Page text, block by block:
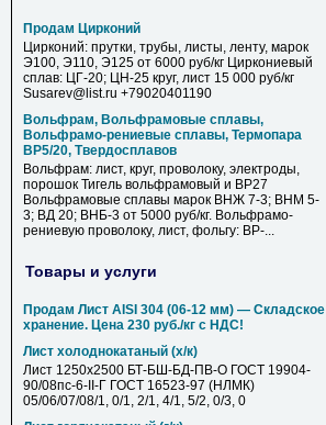
Продам Цирконий
Цирконий: прутки, трубы, листы, ленту, марок
Э100, Э110, Э125 от 6000 руб/кг Циркониевый
сплав: ЦГ-20; ЦН-25 круг, лист 15 000 руб/кг
Susarev@list.ru +79020401190
Вольфрам, Вольфрамовые сплавы,
Вольфрамо-рениевые сплавы, Термопара
ВР5/20, Твердосплавов
Вольфрам: лист, круг, проволоку, электроды,
порошок Тигель вольфрамовый и ВР27
Вольфрамовые сплавы марок ВНЖ 7-3; ВНМ 5-
3; ВД 20; ВНБ-3 от 5000 руб/кг. Вольфрамо-
рениевую проволоку, лист, фольгу: ВР-...
Товары и услуги
Продам Лист AISI 304 (06-12 мм) — Складское
хранение. Цена 230 руб./кг с НДС!
Лист холоднокатаный (х/к)
Лист 1250х2500 БТ-БШ-БД-ПВ-О ГОСТ 19904-
90/08пс-6-II-Г ГОСТ 16523-97 (НЛМК)
05/06/07/08/1, 0/1, 2/1, 4/1, 5/2, 0/3, 0